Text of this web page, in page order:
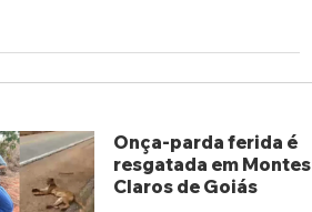
Onça-parda ferida é
resgatada em Montes
Claros de Goiás